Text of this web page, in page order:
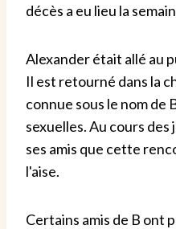
décès a eu lieu la
Alexander était allé au
Il est retourné dans la
connue sous le nom de
sexuelles. Au cours des
ses amis que cette
l'aise.
Certains amis de B ont